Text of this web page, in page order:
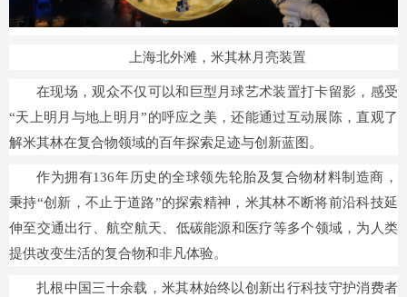
上海北外滩，米其林月亮装置
在现场，观众不仅可以和巨型月球艺术装置打卡留影，感受
“天上明月与地上明月”的呼应之美，还能通过互动展陈，直观了
解米其林在复合物领域的百年探索足迹与创新蓝图。
作为拥有136年历史的全球领先轮胎及复合物材料制造商，
秉持“创新，不止于道路”的探索精神，米其林不断将前沿科技延
伸至交通出行、航空航天、低碳能源和医疗等多个领域，为人类
提供改变生活的复合物和非凡体验。
扎根中国三十余载，米其林始终以创新出行科技守护消费者